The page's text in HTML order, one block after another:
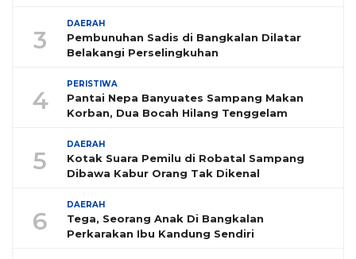
3
DAERAH
Pembunuhan Sadis di Bangkalan Dilatar
Belakangi Perselingkuhan
4
PERISTIWA
Pantai Nepa Banyuates Sampang Makan
Korban, Dua Bocah Hilang Tenggelam
5
DAERAH
Kotak Suara Pemilu di Robatal Sampang
Dibawa Kabur Orang Tak Dikenal
6
DAERAH
Tega, Seorang Anak Di Bangkalan
Perkarakan Ibu Kandung Sendiri